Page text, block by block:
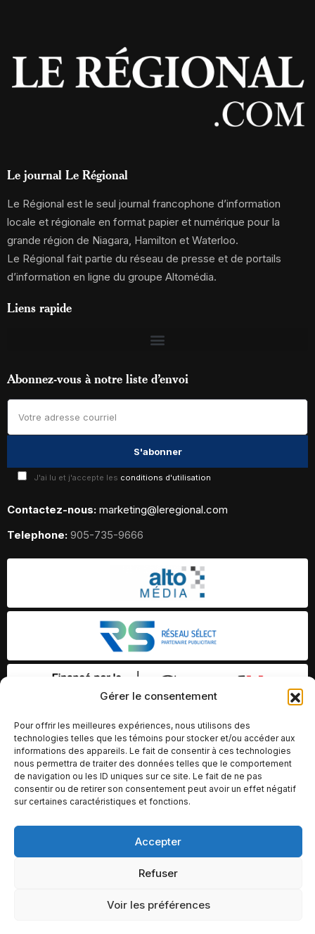
Gérer le consentement
Pour offrir les meilleures expériences, nous utilisons des
technologies telles que les témoins pour stocker et/ou accéder aux
informations des appareils. Le fait de consentir à ces technologies
nous permettra de traiter des données telles que le comportement
de navigation ou les ID uniques sur ce site. Le fait de ne pas
consentir ou de retirer son consentement peut avoir un effet négatif
sur certaines caractéristiques et fonctions.
Accepter
Refuser
Voir les préférences
Le journal Le Régional
Le Régional est le seul journal francophone d’information
locale et régionale en format papier et numérique pour la
grande région de Niagara, Hamilton et Waterloo.
Le Régional fait partie du réseau de presse et de portails
d’information en ligne du groupe Altomédia.
Liens rapide
Abonnez-vous à notre liste d’envoi
J'ai lu et j'accepte les conditions d'utilisation
Contactez-nous: marketing@leregional.com
Telephone: 905-735-9666
© Copyright 2026 – Altomédia Inc |
Ce site internet a été conçu et développé par Chameleon Ideas